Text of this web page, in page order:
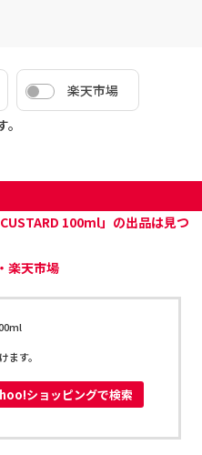
楽天市場
100ml」の出品は見つ
楽天市場
す。
ショッピングで検索